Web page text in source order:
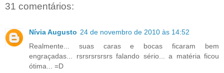
31 comentários:
Nívia Augusto 24 de novembro de 2010 às 14:52
Realmente... suas caras e bocas ficaram bem
engraçadas... rsrsrsrsrsrs falando sério... a matéria ficou
ótima... =D